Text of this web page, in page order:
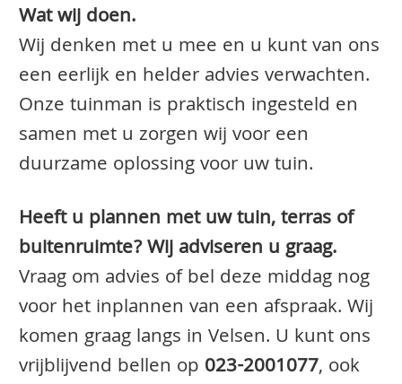
Wat wij doen.
Wij denken met u mee en u kunt van ons
een eerlijk en helder advies verwachten.
Onze tuinman is praktisch ingesteld en
samen met u zorgen wij voor een
duurzame oplossing voor uw tuin.
Heeft u plannen met uw tuin, terras of
buitenruimte? Wij adviseren u graag.
Vraag om advies of bel deze middag nog
voor het inplannen van een afspraak. Wij
komen graag langs in Velsen. U kunt ons
vrijblijvend bellen op 023-2001077, ook